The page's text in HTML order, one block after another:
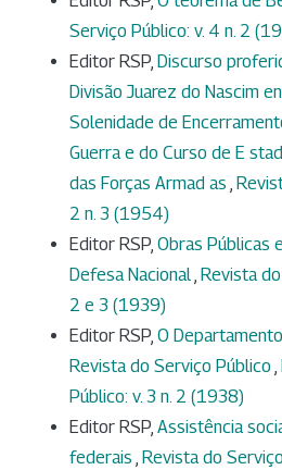
Serviço Público: v. 4 n. 2
Editor RSP, Discurso
Divisão Juarez do Nascim
Solenidade de
Guerra e do Curso de E
das Forças Armad as ,
2 n. 3 (1954)
Editor RSP, Obras Públicas
Defesa Nacional, Revista
2 e 3 (1939)
Editor RSP, O
Revista do Serviço Público ,
Público: v. 3 n. 2 (1938)
Editor RSP, Assistência
federais , Revista do